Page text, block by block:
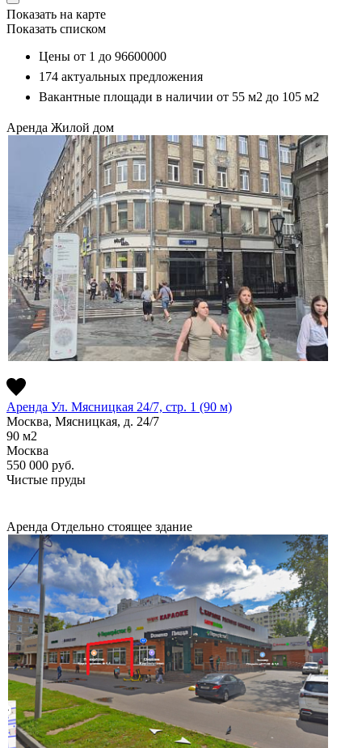
Показать на карте
Показать списком
Цены от 1 до 96600000
174 актуальных предложения
Вакантные площади в наличии от 55 м2 до 105 м2
Аренда Жилой дом
Аренда Ул. Мясницкая 24/7, стр. 1 (90 м)
Москва, Мясницкая, д. 24/7
90 м2
Москва
550 000 руб.
Чистые пруды
Аренда Отдельно стоящее здание